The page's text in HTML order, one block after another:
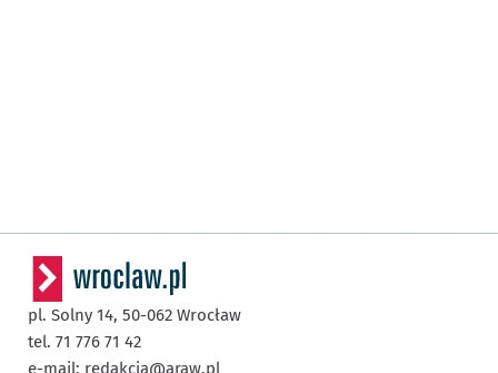
pl. Solny 14, 50-062 Wrocław
tel. 71 776 71 42
e-mail: redakcja@araw.pl